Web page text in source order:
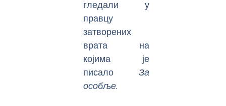
гледали у
правцу
затворених
врата на
којима је
писалоЗа
особље.